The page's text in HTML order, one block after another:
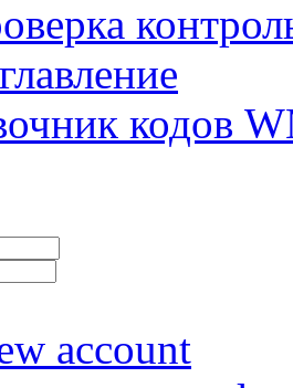
кодов
account